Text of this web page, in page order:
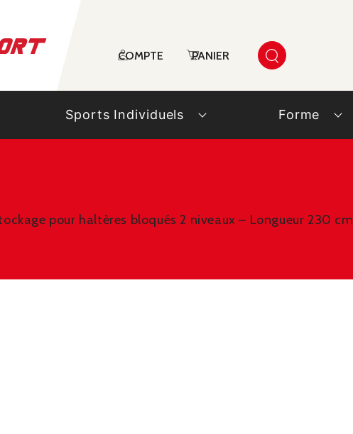
COMPTE PANIER
Sports Individuels Forme
pour haltères bloqués 2 niveaux – Longueur 230 cm